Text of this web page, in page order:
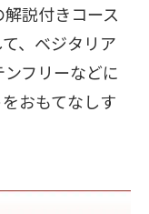
説付きコース
、ベジタリア
フリーなどに
おもてなしす